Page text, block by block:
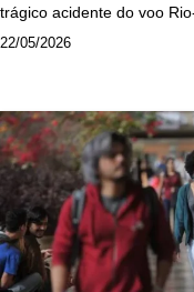
trágico acidente do voo
22/05/2026